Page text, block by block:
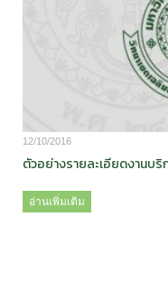
12/10/2016
ตัวอย่างรายละเอียดงานบริ
อ่านเพิ่มเติม